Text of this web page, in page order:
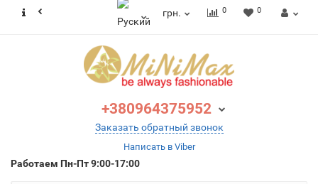
грн. 0 0
+380964375952
Заказать обратный звонок
Написать в Viber
Работаем Пн-Пт 9:00-17:00